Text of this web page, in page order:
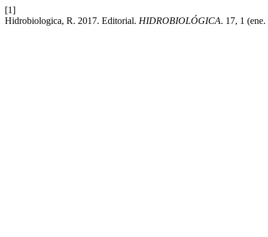
[1]
Hidrobiologica, R. 2017. Editorial. HIDROBIOLÓGICA. 17, 1